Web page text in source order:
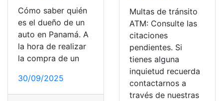
Cómo saber quién
es el dueño de un
auto en Panamá. A
la hora de realizar
la compra de un
30/09/2025
Multas de tránsito
ATM: Consulte las
citaciones
pendientes. Si
tienes alguna
inquietud recuerda
contactarnos a
través de nuestras